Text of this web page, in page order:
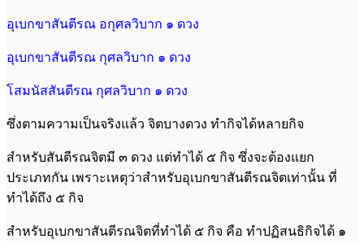
อุเบกขาสันตีรณ อกุศลวิบาก ๑ ดวง
อุเบกขาสันตีรณ กุศลวิบาก ๑ ดวง
โสมนัสสันตีรณ กุศลวิบาก ๑ ดวง
ซึ่งตามความเป็นจริงแล้ว จิตบางดวง ทำกิจได้หลายกิจ
สำหรับสันตีรณจิตมี ๓ ดวง แต่ทำได้ ๕ กิจ ซึ่งจะต้องแยก
ประเภทกัน เพราะเหตุว่าสำหรับอุเบกขาสันตีรณจิตเท่านั้น ที่
ทำได้ถึง ๕ กิจ
สำหรับอุเบกขาสันตีรณจิตที่ทำได้ ๕ กิจ คือ ทำปฏิสนธิกิจได้ ๑